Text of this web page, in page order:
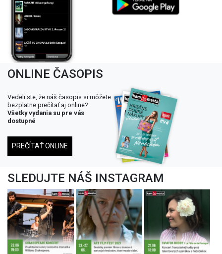
ONLINE ČASOPIS
Vedeli ste, že náš časopis si môžete
bezplatne prečítať aj online?
Všetky vydania su pre vás
dostupné
PREČÍTAŤ ONLINE
SLEDUJTE NÁŠ INSTAGRAM